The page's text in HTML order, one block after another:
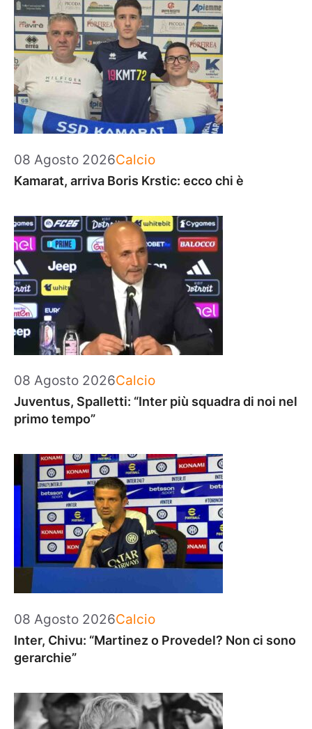
08 Agosto 2026Categorie
Calcio
Kamarat, arriva Boris Krstic: ecco chi è
08 Agosto 2026Categorie
Calcio
Juventus, Spalletti: “Inter più squadra di noi nel
primo tempo”
08 Agosto 2026Categorie
Calcio
Inter, Chivu: “Martinez o Provedel? Non ci sono
gerarchie”